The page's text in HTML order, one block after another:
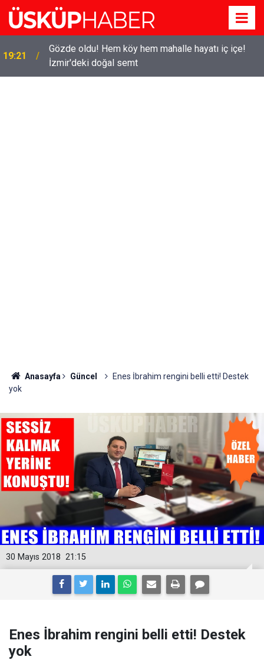
19:21
Gözde oldu! Hem köy hem mahalle hayatı iç içe!
İzmir'deki doğal semt
Anasayfa Güncel
Enes İbrahim rengini belli etti! Destek
yok
21:15
30 Mayıs 2018
Enes İbrahim rengini belli etti! Destek
yok